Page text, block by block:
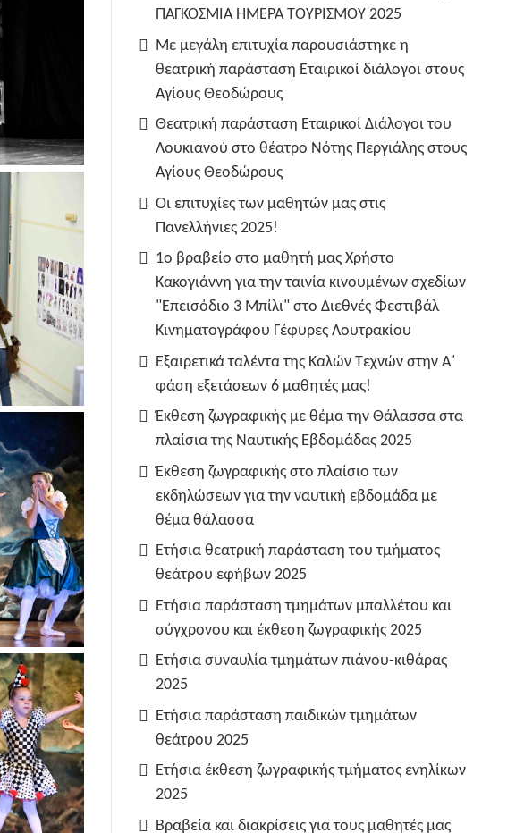
ΠΑΓΚΟΣΜΙΑ ΗΜΕΡΑ ΤΟΥΡΙΣΜΟΥ 2025
Με μεγάλη επιτυχία παρουσιάστηκε η
θεατρική παράσταση Εταιρικοί διάλογοι στους
Αγίους Θεοδώρους
Θεατρική παράσταση Εταιρικοί Διάλογοι του
Λουκιανού στο θέατρο Νότης Περγιάλης στους
Αγίους Θεοδώρους
Οι επιτυχίες των μαθητών μας στις
Πανελλήνιες 2025!
1ο βραβείο στο μαθητή μας Χρήστο
Κακογιάννη για την ταινία κινουμένων σχεδίων
"Επεισόδιο 3 Μπίλι" στο Διεθνές Φεστιβάλ
Κινηματογράφου Γέφυρες Λουτρακίου
Εξαιρετικά ταλέντα της Καλών Τεχνών στην Α΄
φάση εξετάσεων 6 μαθητές μας!
Έκθεση ζωγραφικής με θέμα την Θάλασσα στα
πλαίσια της Ναυτικής Εβδομάδας 2025
Έκθεση ζωγραφικής στο πλαίσιο των
εκδηλώσεων για την ναυτική εβδομάδα με
θέμα θάλασσα
Ετήσια θεατρική παράσταση του τμήματος
θεάτρου εφήβων 2025
Ετήσια παράσταση τμημάτων μπαλλέτου και
σύγχρονου και έκθεση ζωγραφικής 2025
Ετήσια συναυλία τμημάτων πιάνου-κιθάρας
2025
Ετήσια παράσταση παιδικών τμημάτων
θεάτρου 2025
Ετήσια έκθεση ζωγραφικής τμήματος ενηλίκων
2025
Βραβεία και διακρίσεις για τους μαθητές μας